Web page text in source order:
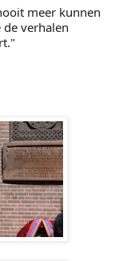
meer kunnen
verhalen